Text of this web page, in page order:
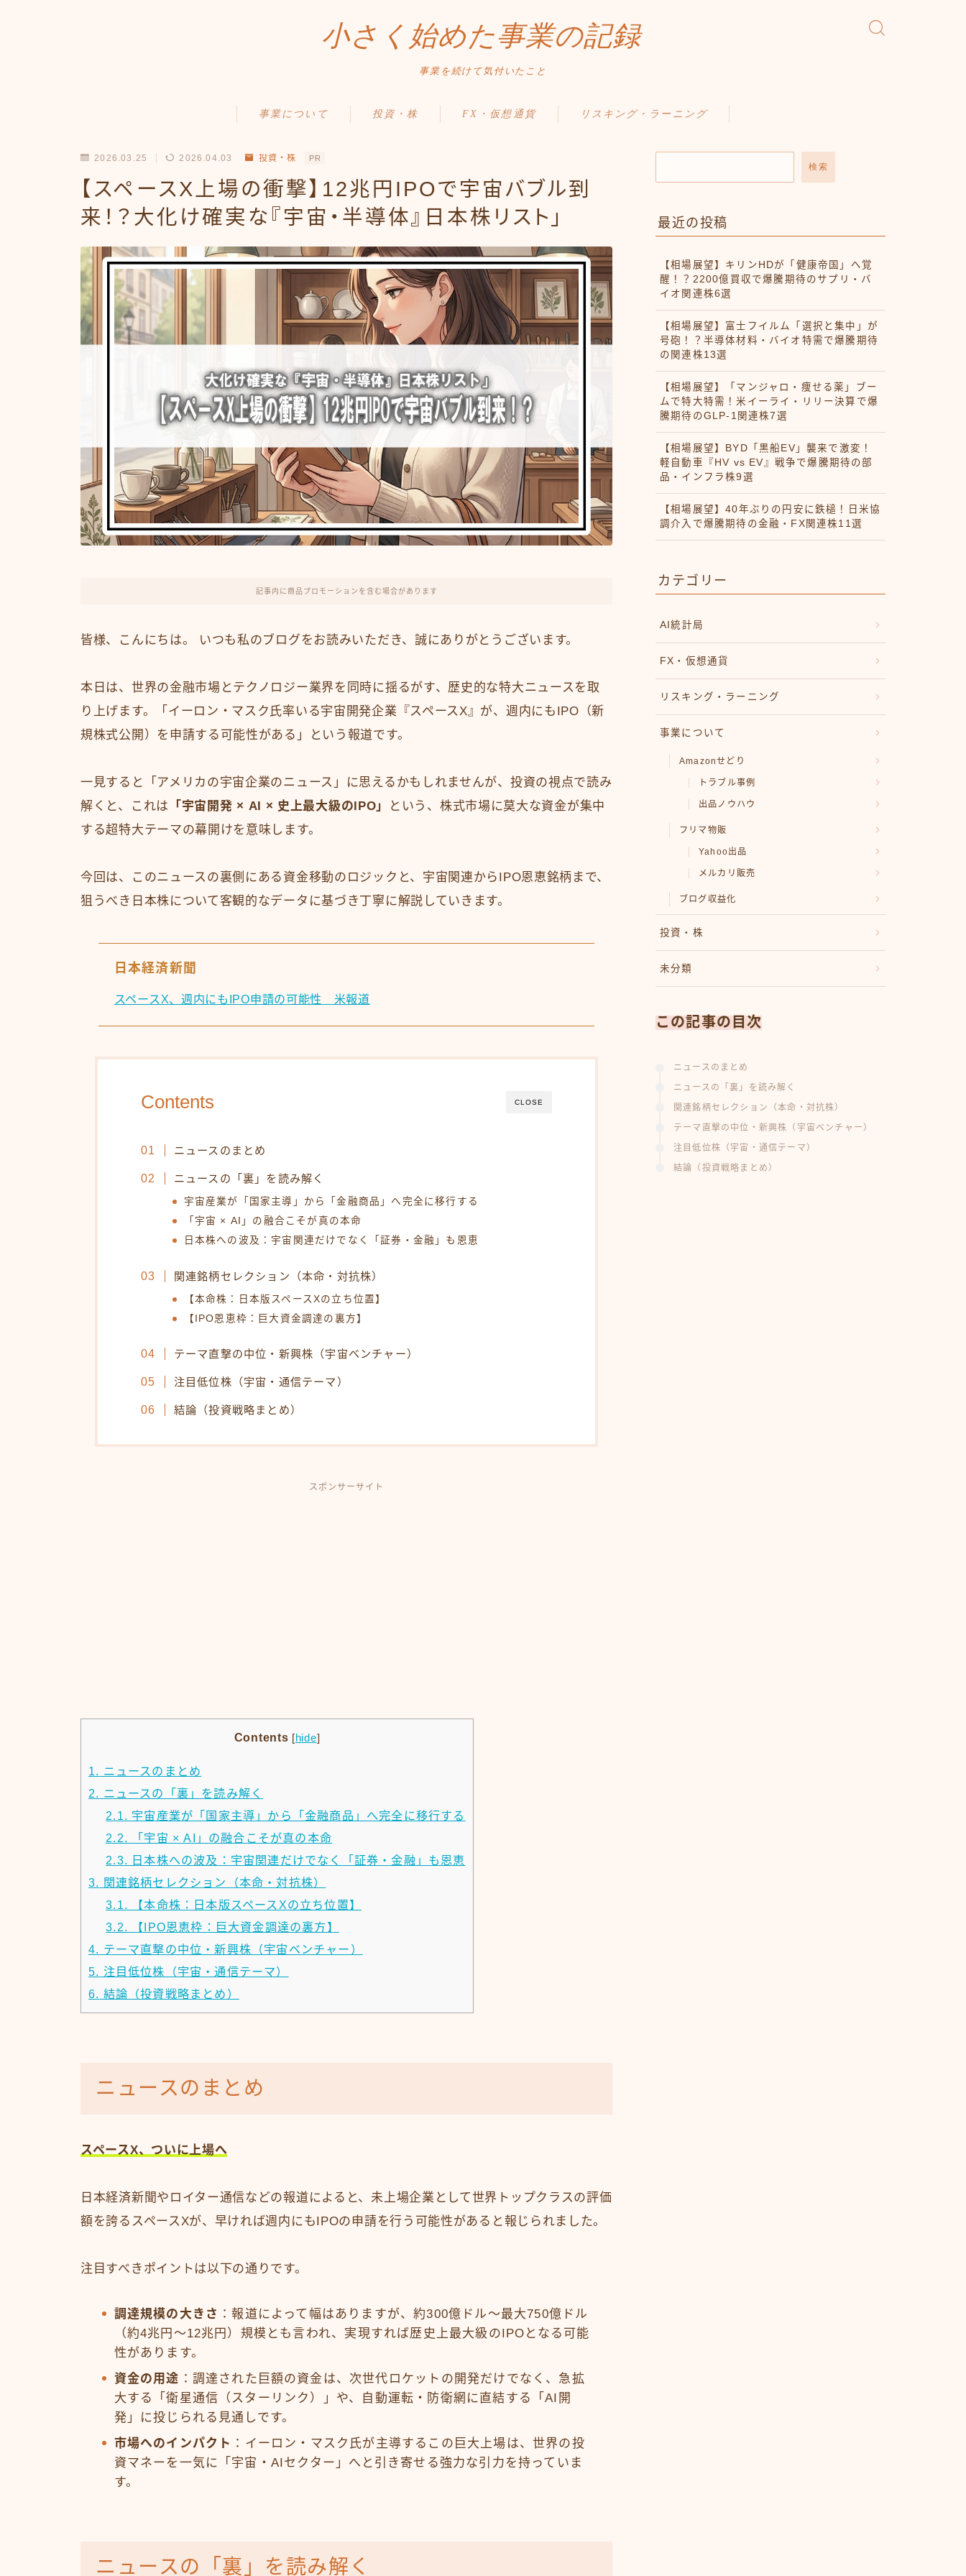
小さく始めた事業の記録
事業を続けて気付いたこと
事業について
トラブル事例
出品ノウハウ
Yahoo出品
メルカリ販売
投資・株 FX・仮想通貨 リスキング・ラーニング
2026.03.25 2026.04.03 投資・株 PR
【スペースX上場の衝撃】12兆円IPOで宇宙バブル到
来！？大化け確実な『宇宙・半導体』日本株リスト」
記事内に商品プロモーションを含む場合があります
皆様、こんにちは。 いつも私のブログをお読みいただき、誠にありがとうございます。
本日は、世界の金融市場とテクノロジー業界を同時に揺るがす、歴史的な特大ニュースを取
り上げます。「イーロン・マスク氏率いる宇宙開発企業『スペースX』が、週内にもIPO（新
規株式公開）を申請する可能性がある」という報道です。
一見すると「アメリカの宇宙企業のニュース」に思えるかもしれませんが、投資の視点で読み
解くと、これは
「宇宙開発 × AI × 史上最大級のIPO」
という、株式市場に莫大な資金が集中
する超特大テーマの幕開けを意味します。
今回は、このニュースの裏側にある資金移動のロジックと、宇宙関連からIPO恩恵銘柄まで、
狙うべき日本株について客観的なデータに基づき丁寧に解説していきます。
日本経済新聞
スペースX、週内にもIPO申請の可能性 米報道
CLOSE
Contents
ニュースのまとめ
ニュースの「裏」を読み解く
宇宙産業が「国家主導」から「金融商品」へ完全に移行する
「宇宙 × AI」の融合こそが真の本命
日本株への波及：宇宙関連だけでなく「証券・金融」も恩恵
関連銘柄セレクション（本命・対抗株）
【本命株：日本版スペースXの立ち位置】
【IPO恩恵枠：巨大資金調達の裏方】
テーマ直撃の中位・新興株（宇宙ベンチャー）
注目低位株（宇宙・通信テーマ）
結論（投資戦略まとめ）
スポンサーサイト
Contents [hide]
1. ニュースのまとめ
2. ニュースの「裏」を読み解く
2.1. 宇宙産業が「国家主導」から「金融商品」へ完全に移行する
2.2.
「宇宙 × AI」の融合こそが真の本命
2.3.
日本株への波及：宇宙関連だけでなく「証券・金融」も恩恵
3. 関連銘柄セレクション（本命・対抗株）
3.1.
【本命株：日本版スペースXの立ち位置】
3.2.
【IPO恩恵枠：巨大資金調達の裏方】
4. テーマ直撃の中位・新興株（宇宙ベンチャー）
5. 注目低位株（宇宙・通信テーマ）
6. 結論（投資戦略まとめ）
ニュースのまとめ
スペースX、ついに上場へ
日本経済新聞やロイター通信などの報道によると、未上場企業として世界トップクラスの評価
額を誇るスペースXが、早ければ週内にもIPOの申請を行う可能性があると報じられました。
注目すべきポイントは以下の通りです。
調達規模の大きさ ：報道によって幅はありますが、約300億ドル〜最大750億ドル
（約4兆円〜12兆円）規模とも言われ、実現すれば歴史上最大級のIPOとなる可能
性があります。
資金の用途 ：調達された巨額の資金は、次世代ロケットの開発だけでなく、急拡
大する「衛星通信（スターリンク）」や、自動運転・防衛網に直結する「AI開
発」に投じられる見通しです。
市場へのインパクト ：イーロン・マスク氏が主導するこの巨大上場は、世界の投
資マネーを一気に「宇宙・AIセクター」へと引き寄せる強力な引力を持っていま
す。
ニュースの「裏」を読み解く
検索
最近の投稿
【相場展望】キリンHDが「健康帝国」へ覚
醒！？2200億買収で爆騰期待のサプリ・バ
イオ関連株6選
【相場展望】富士フイルム「選択と集中」が
号砲！？半導体材料・バイオ特需で爆騰期待
の関連株13選
【相場展望】「マンジャロ・痩せる薬」ブー
ムで特大特需！米イーライ・リリー決算で爆
騰期待のGLP-1関連株7選
【相場展望】BYD「黒船EV」襲来で激変！
軽自動車『HV vs EV』戦争で爆騰期待の部
品・インフラ株9選
【相場展望】40年ぶりの円安に鉄槌！日米協
調介入で爆騰期待の金融・FX関連株11選
カテゴリー
AI統計局
FX・仮想通貨
リスキング・ラーニング
事業について
Amazonせどり
トラブル事例
出品ノウハウ
フリマ物販
Yahoo出品
メルカリ販売
ブログ収益化
投資・株
未分類
この記事の目次
ニュースのまとめ
ニュースの「裏」を読み解く
関連銘柄セレクション（本命・対抗株）
テーマ直撃の中位・新興株（宇宙ベンチャー）
注目低位株（宇宙・通信テーマ）
結論（投資戦略まとめ）